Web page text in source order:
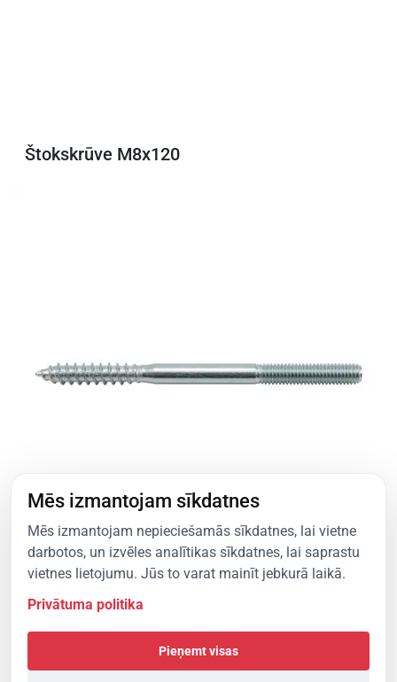
Štokskrūve M8x120
Štokskrūve M8x160
Mēs izmantojam sīkdatnes
Mēs izmantojam nepieciešamās sīkdatnes, lai vietne
darbotos, un izvēles analītikas sīkdatnes, lai saprastu
vietnes lietojumu. Jūs to varat mainīt jebkurā laikā.
Privātuma politika
Pieņemt visas